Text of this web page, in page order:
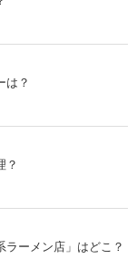
は？
？
ラーメン店」はどこ？